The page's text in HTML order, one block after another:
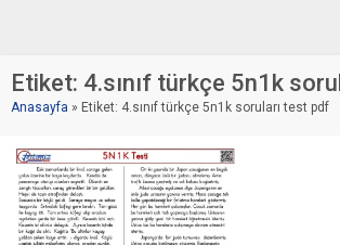
Etiket: 4.sınıf türkçe 5n1k
Anasayfa » Etiket: 4.sınıf türkçe 5n1k soruları test pdf